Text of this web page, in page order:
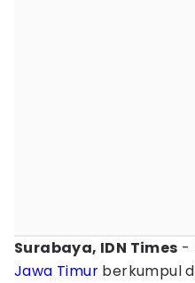
Surabaya, IDN Times -
Jawa Timur berkumpul